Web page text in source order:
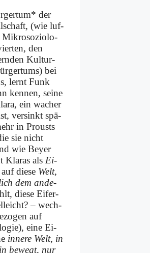
der
(wie luf­
Mi­kro­so­zio­lo­
den
Kul­tur-
bei
lernt Funk
ken­nen, sei­ne
ein wa­cher
ver­sinkt spä­
in Prousts
sie nicht
wie Bey­er
Kla­ras als Ei­
die­se Welt,
dem an­de­
die­se Ei­fer­
– wech­
auf
ei­ne Ei­
in­ne­re Welt, in
be­wegt, nur